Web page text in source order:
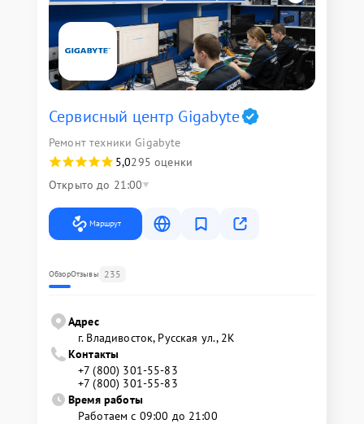
Сервисный центр Gigabyte
Ремонт техники Gigabyte
5,0295 оценки
Открыто до 21:00
Маршрут
ОбзорОтзывы 235
Адрес
г. Владивосток, Русская ул., 2К
Контакты
+7 (800) 301-55-83
+7 (800) 301-55-83
Время работы
Работаем с 09:00 до 21:00